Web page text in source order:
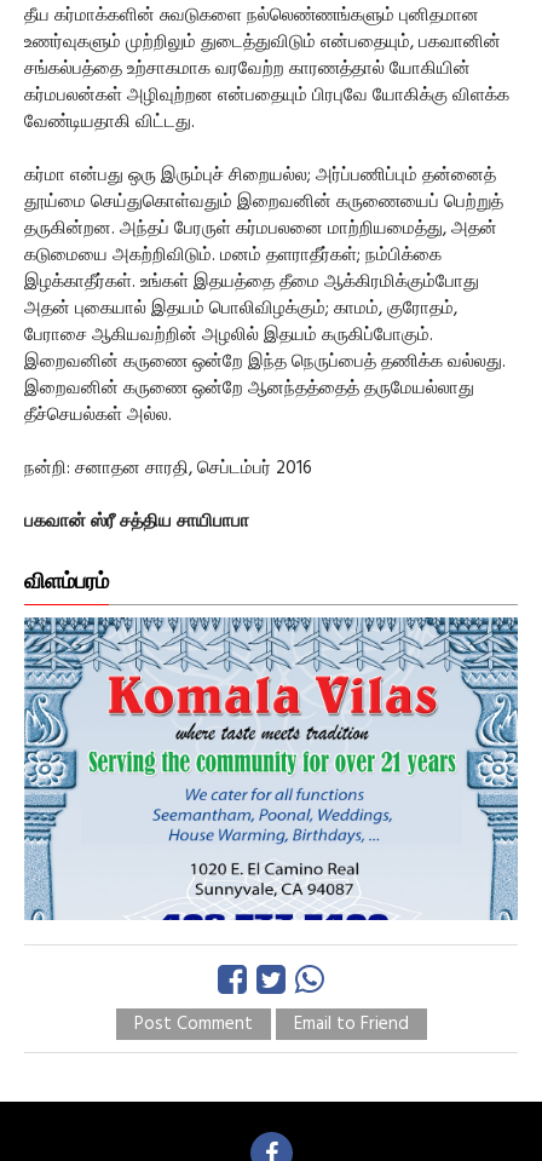
தீய கர்மாக்களின் சுவடுகளை நல்லெண்ணங்களும் புனிதமான
உணர்வுகளும் முற்றிலும் துடைத்துவிடும் என்பதையும், பகவானின்
சங்கல்பத்தை உற்சாகமாக வரவேற்ற காரணத்தால் யோகியின்
கர்மபலன்கள் அழிவுற்றன என்பதையும் பிரபுவே யோகிக்கு விளக்க
வேண்டியதாகி விட்டது.
கர்மா என்பது ஒரு இரும்புச் சிறையல்ல; அர்ப்பணிப்பும் தன்னைத்
தூய்மை செய்துகொள்வதும் இறைவனின் கருணையைப் பெற்றுத்
தருகின்றன. அந்தப் பேரருள் கர்மபலனை மாற்றியமைத்து, அதன்
கடுமையை அகற்றிவிடும். மனம் தளராதீர்கள்; நம்பிக்கை
இழக்காதீர்கள். உங்கள் இதயத்தை தீமை ஆக்கிரமிக்கும்போது
அதன் புகையால் இதயம் பொலிவிழக்கும்; காமம், குரோதம்,
பேராசை ஆகியவற்றின் அழலில் இதயம் கருகிப்போகும்.
இறைவனின் கருணை ஒன்றே இந்த நெருப்பைத் தணிக்க வல்லது.
இறைவனின் கருணை ஒன்றே ஆனந்தத்தைத் தருமேயல்லாது
தீச்செயல்கள் அல்ல.
நன்றி: சனாதன சாரதி, செப்டம்பர் 2016
பகவான் ஸ்ரீ சத்திய சாயிபாபா
விளம்பரம்
Post Comment Email to Friend